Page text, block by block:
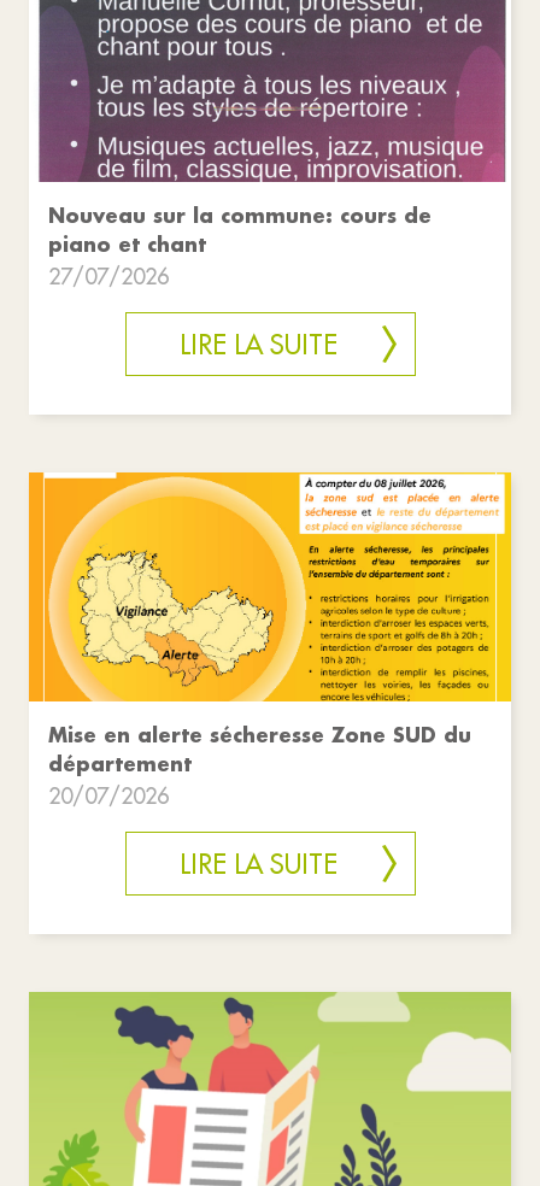
Nouveau sur la commune: cours de
piano et chant
27/07/2026
LIRE LA SUITE
Mise en alerte sécheresse Zone SUD du
département
20/07/2026
LIRE LA SUITE